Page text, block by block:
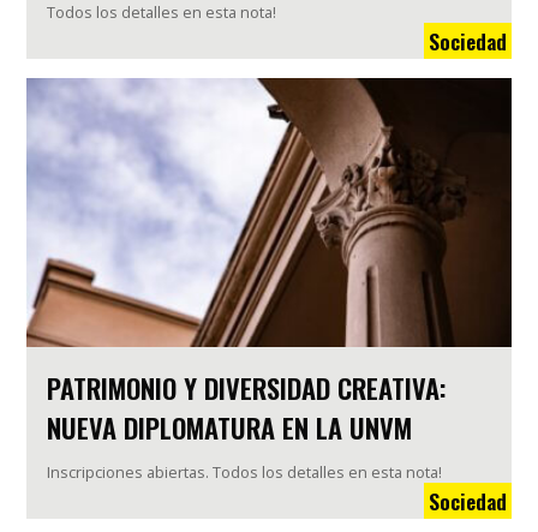
Todos los detalles en esta nota!
Sociedad
PATRIMONIO Y DIVERSIDAD CREATIVA:
NUEVA DIPLOMATURA EN LA UNVM
Inscripciones abiertas. Todos los detalles en esta nota!
Sociedad